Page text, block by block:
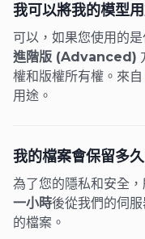
我可以將我的模型
可以，如果您使用的
進階版 (Advanced)
權和版權所有權。來自
用途。
我的檔案會保留多久
為了您的隱私和安全
一小時後從我們的伺
的檔案。